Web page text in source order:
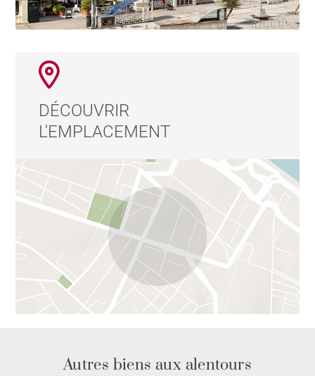
DÉCOUVRIR
L'EMPLACEMENT
Autres biens aux alentours